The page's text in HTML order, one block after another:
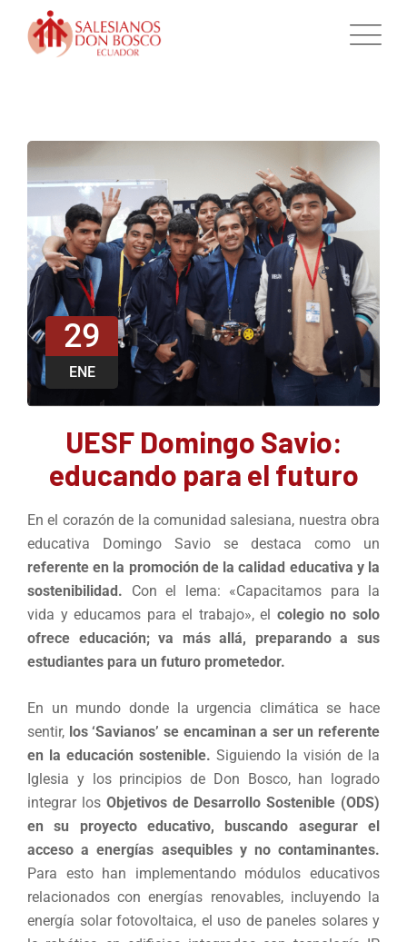
29
ENE
UESF Domingo Savio:
educando para el futuro
En el corazón de la comunidad salesiana, nuestra obra
educativa Domingo Savio se destaca como un
referente en la promoción de la calidad educativa y la
sostenibilidad. Con el lema: «Capacitamos para la
vida y educamos para el trabajo», el colegio no solo
ofrece educación; va más allá, preparando a sus
estudiantes para un futuro prometedor.
En un mundo donde la urgencia climática se hace
sentir, los ‘Savianos’ se encaminan a ser un referente
en la educación sostenible. Siguiendo la visión de la
Iglesia y los principios de Don Bosco, han logrado
integrar los Objetivos de Desarrollo Sostenible (ODS)
en su proyecto educativo, buscando asegurar el
acceso a energías asequibles y no contaminantes.
Para esto han implementando módulos educativos
relacionados con energías renovables, incluyendo la
energía solar fotovoltaica, el uso de paneles solares y